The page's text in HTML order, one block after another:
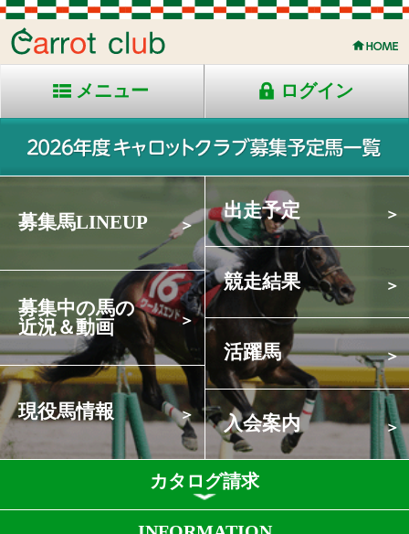
メニュー ログイン
募集馬LINEUP
募集中の馬の
近況＆動画
現役馬情報
出走予定
活躍馬
入会案内
カタログ請求
INFORMATION
Topics & News
WINNER
ジョイフルロック（牡4･川島厩舎）が星火燎原賞 川崎ダ900mを優勝!
更新日：2026.6.1